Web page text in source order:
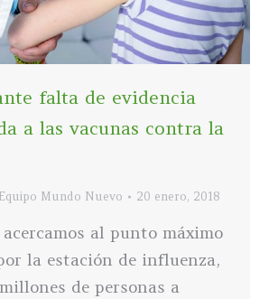
falta de evidencia
a las vacunas contra la
Equipo Mundo Nuevo 20 enero, 2018
al punto máximo
la estación de influenza,
de personas a